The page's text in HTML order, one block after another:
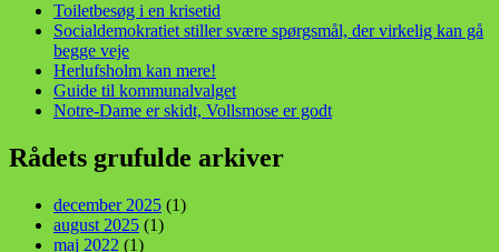
Toiletbesøg i en krisetid
Socialdemokratiet stiller svære spørgsmål, der virkelig kan gå
begge veje
Herlufsholm kan mere!
Guide til kommunalvalget
Notre-Dame er skidt, Vollsmose er godt
Rådets grufulde arkiver
december 2025 (1)
august 2025 (1)
maj 2022 (1)